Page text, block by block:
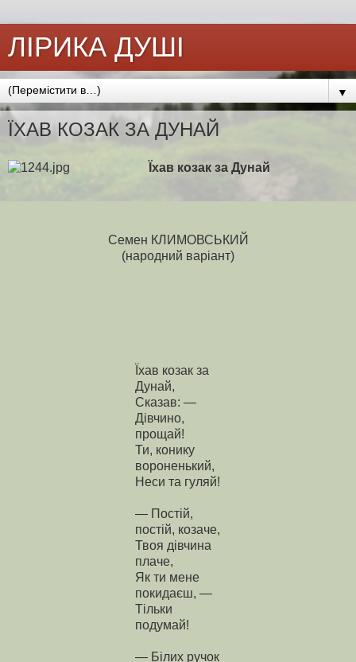
ЛІРИКА ДУШІ
▼
ЇХАВ КОЗАК ЗА ДУНАЙ
Їхав козак за Дунай
Семен КЛИМОВСЬКИЙ
(народний варіант)
Їхав козак за
Дунай,
Сказав: —
Дівчино,
прощай!
Ти, конику
вороненький,
Неси та гуляй!
— Постій,
постій, козаче,
Твоя дівчина
плаче,
Як ти мене
покидаєш, —
Тільки
подумай!
— Білих ручок